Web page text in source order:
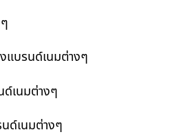
แบรนด์เนมต่างๆ
ด์เนมต่างๆ
ด์เนมต่างๆ